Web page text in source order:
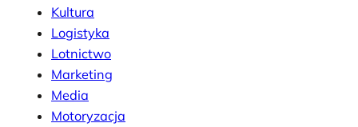
Kultura
Logistyka
Lotnictwo
Marketing
Media
Motoryzacja